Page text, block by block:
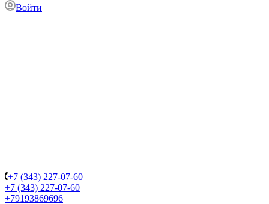
Войти
+7 (343) 227-07-60
+7 (343) 227-07-60
+79193869696